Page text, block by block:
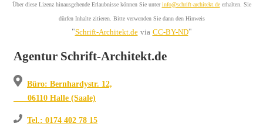
Über diese Lizenz hinausgehende Erlaubnisse können Sie unterinfo@schrift-architekt.deerhalten. Sie
dürfen Inhalte zitieren. Bitte verwenden Sie dann den Hinweis
"Schrift-Architekt.de via CC-BY-ND"
Agentur Schrift-Architekt.de
Büro: Bernhardystr. 12,
06110 Halle (Saale)
Tel.: 0174 402 78 15